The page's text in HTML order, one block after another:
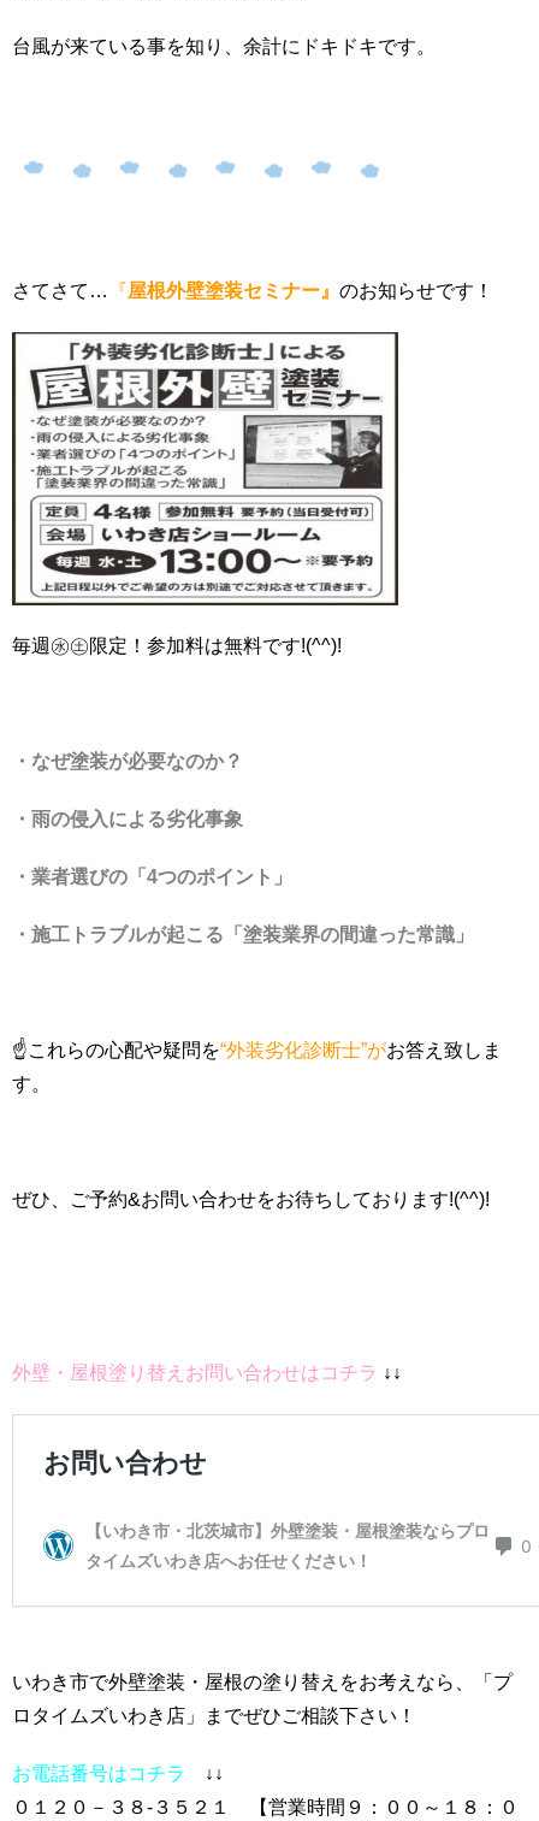
台風が来ている事を知り、余計にドキドキです。
さてさて… 『屋根外壁塗装セミナー』 のお知らせです！
毎週㊌㊏限定！参加料は無料です!(^^)!
・なぜ塗装が必要なのか？
・雨の侵入による劣化事象
・業者選びの「4つのポイント」
・施工トラブルが起こる「塗装業界の間違った常識」
☝これらの心配や疑問を“外装劣化診断士”がお答え致しま
す。
ぜひ、ご予約&お問い合わせをお待ちしております!(^^)!
外壁・屋根塗り替えお問い合わせはコチラ ↓↓
いわき市で外壁塗装・屋根の塗り替えをお考えなら、「プ
ロタイムズいわき店」までぜひご相談下さい！
お電話番号はコチラ
↓↓
０１２０－３８-３５２１ 【営業時間９：００～１８：０